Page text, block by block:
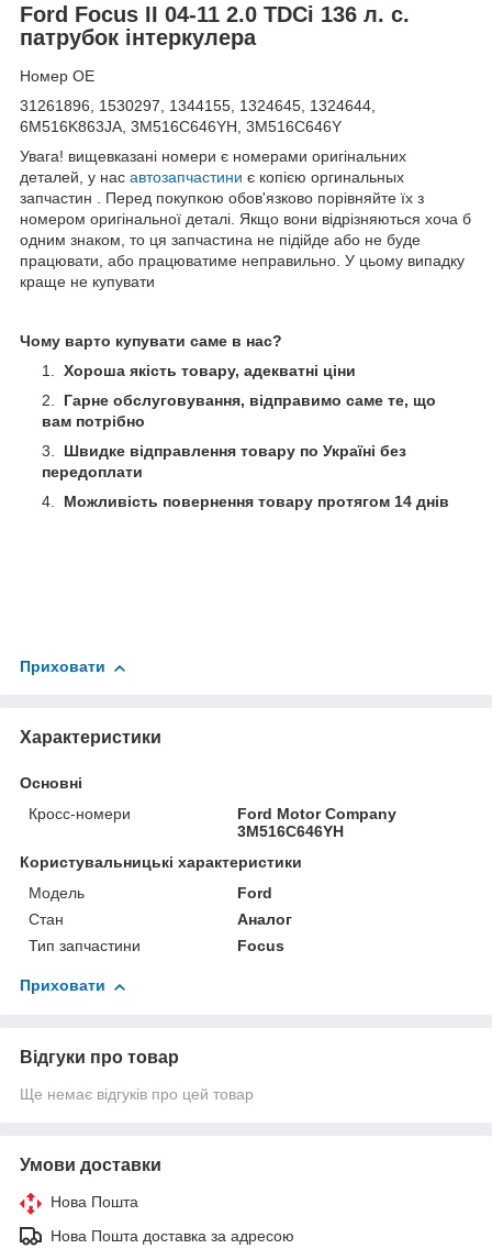
Ford Focus II 04-11 2.0 TDCi 136 л. с.
патрубок інтеркулера
Номер OE
31261896, 1530297, 1344155, 1324645, 1324644,
6M516K863JA, 3M516C646YH, 3M516C646Y
Увага! вищевказані номери є номерами оригінальних
деталей, у нас автозапчастини є копією оргинальных
запчастин . Перед покупкою обов'язково порівняйте їх з
номером оригінальної деталі. Якщо вони відрізняються хоча б
одним знаком, то ця запчастина не підійде або не буде
працювати, або працюватиме неправильно. У цьому випадку
краще не купувати
Чому варто купувати саме в нас?
Хороша якість товару, адекватні ціни
Гарне обслуговування, відправимо саме те, що
вам потрібно
Швидке відправлення товару по Україні без
передоплати
Можливість повернення товару протягом 14 днів
Приховати
Характеристики
Основні
Кросс-номери
Ford Motor Company
3M516C646YH
Користувальницькі характеристики
Мoдель
Ford
Стан
Аналог
Тип запчастини
Focus
Приховати
Відгуки про товар
Ще немає відгуків про цей товар
Умови доставки
Нова Пошта
Нова Пошта доставка за адресою